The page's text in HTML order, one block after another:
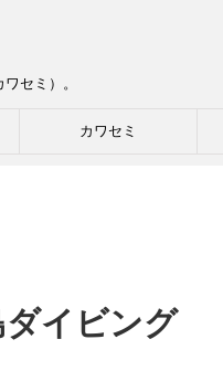
セミ）。
カワセミ
イビング